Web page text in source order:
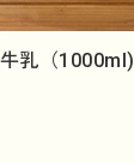
乳（1000ml)